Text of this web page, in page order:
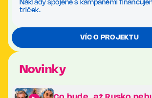
Náklady spojené s kampaněmi
triček.
VÍC O PROJEKTU
Novinky